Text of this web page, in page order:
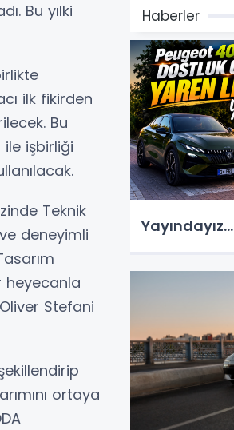
Bu yılki
ilk fikirden
Bu
ile işbirliği
Teknik
deneyimli
heyecanla
Stefani
ortaya
Haberler
Yayındayız...